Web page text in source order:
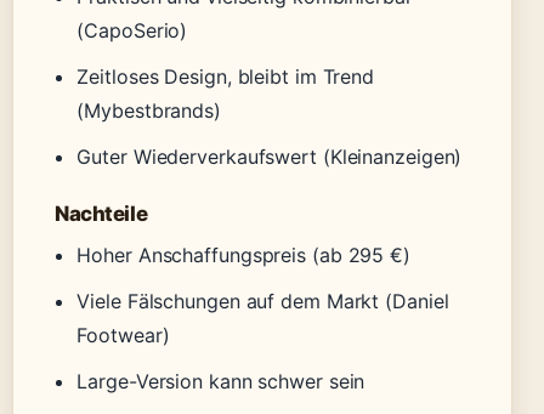
(CapoSerio)
Zeitloses Design, bleibt im Trend
(Mybestbrands)
Guter Wiederverkaufswert (Kleinanzeigen)
Nachteile
Hoher Anschaffungspreis (ab 295 €)
Viele Fälschungen auf dem Markt (Daniel
Footwear)
Large-Version kann schwer sein